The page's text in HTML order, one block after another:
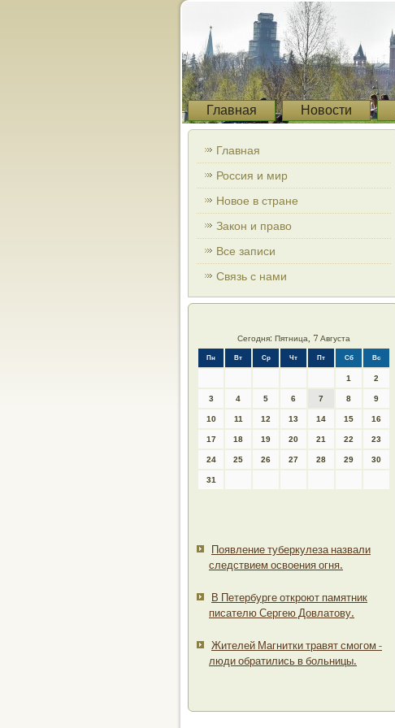
Главная Новости
Главная
Россия и мир
Новое в стране
Закон и право
Все записи
Связь с нами
Сегодня: Пятница, 7 Августа
Пн Вт Ср Чт Пт Сб Вс
1 2
3 4 5 6 7 8 9
10 11 12 13 14 15 16
17 18 19 20 21 22 23
24 25 26 27 28 29 30
31
Появление туберкулеза назвали
следствием освоения огня.
В Петербурге откроют памятник
писателю Сергею Довлатову.
Жителей Магнитки травят смогом -
люди обратились в больницы.